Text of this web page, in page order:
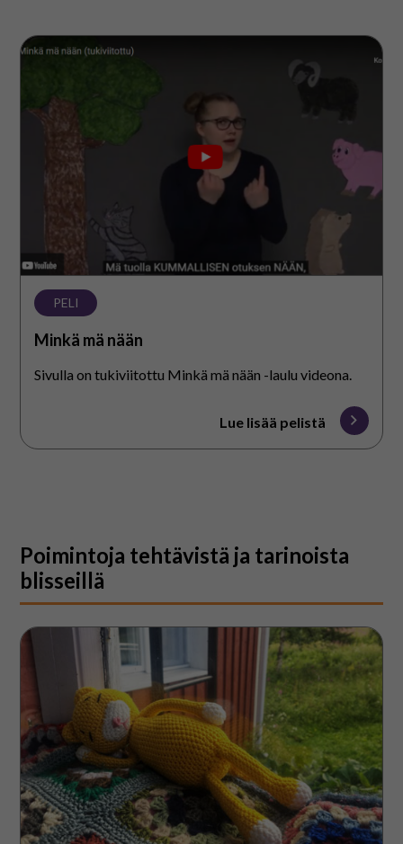
Minkä
nään
PELI
Minkä mä nään
Sivulla on tukiviitottu Minkä mä nään -laulu videona.
Lue lisää pelistä
Poimintoja tehtävistä ja tarinoista
blisseillä
Mökkikissa